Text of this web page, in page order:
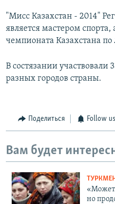
"Мисс Казахстан - 2014"
является мастером
чемпионата Казахстана по
В состязании участвовали
разных городов страны.
Поделиться Follow us
Вам будет
«Может
но